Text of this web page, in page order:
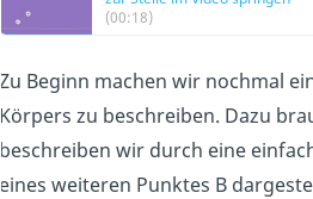
(00:18)
Zu Beginn machen wir nochmal
Körpers zu beschreiben. Dazu
beschreiben wir durch eine
eines weiteren Punktes B